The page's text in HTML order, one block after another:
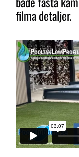
filma detaljer.